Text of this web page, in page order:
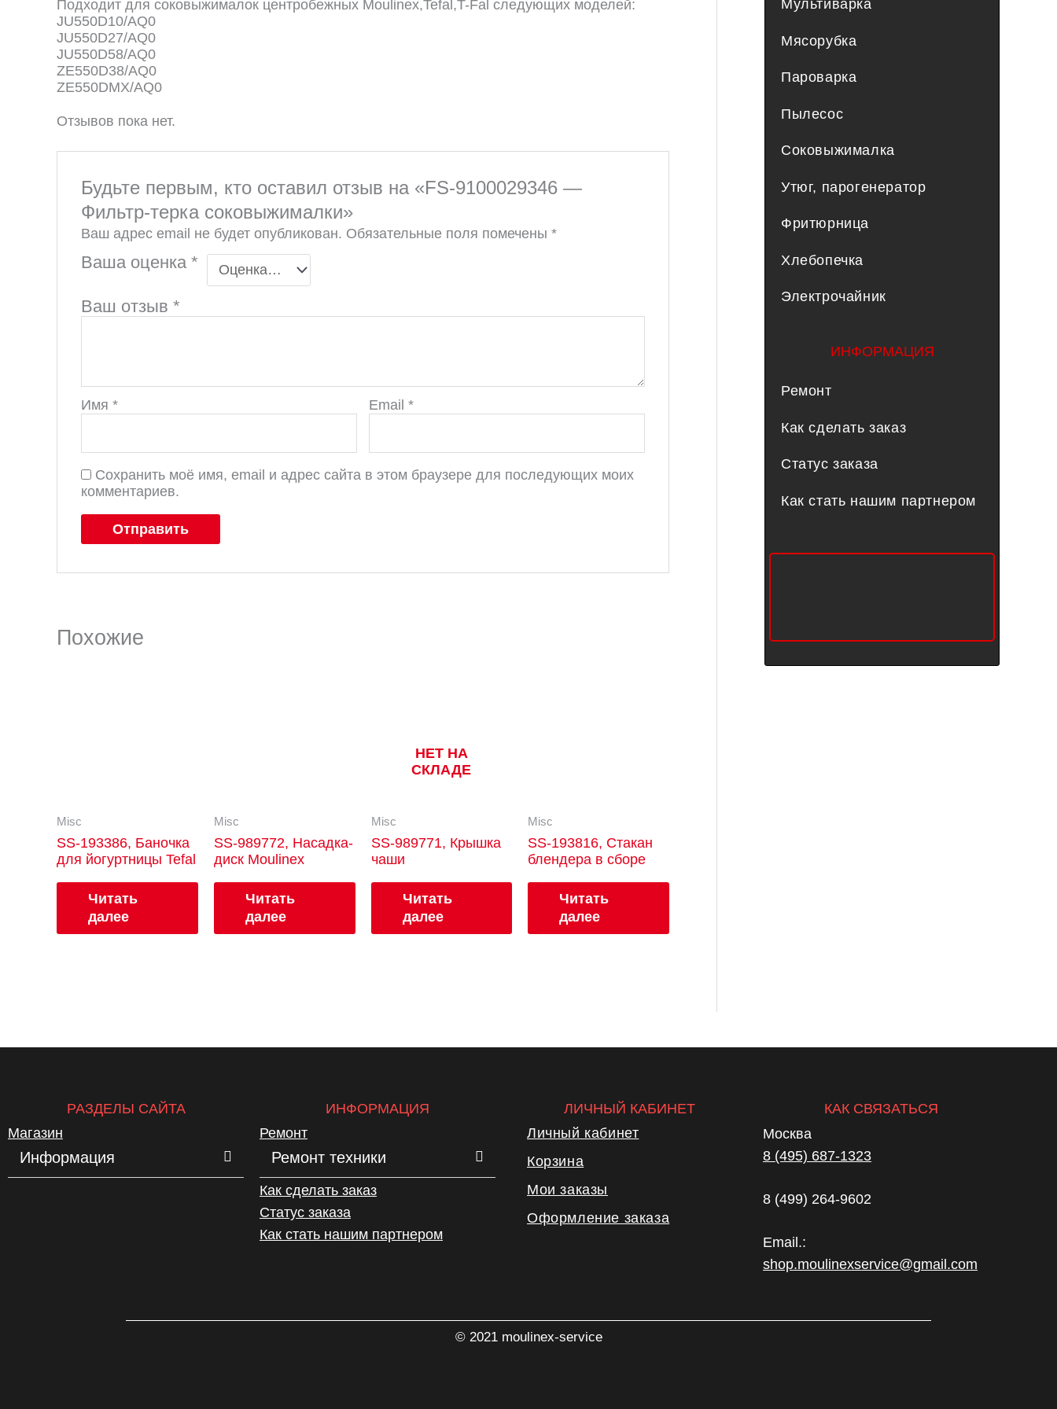
Подходит для соковыжималок центробежных Moulinex,Tefal,T-Fal следующих моделей:
JU550D10/AQ0
JU550D27/AQ0
JU550D58/AQ0
ZE550D38/AQ0
ZE550DMX/AQ0
Отзывов пока нет.
Будьте первым, кто оставил отзыв на «FS-9100029346 —
Фильтр-терка соковыжималки»
Ваш адрес email не будет опубликован. Обязательные поля помечены*
Ваша оценка*
Ваш отзыв*
Имя* Email *
Сохранить моё имя, email и адрес сайта в этом браузере для последующих моих
комментариев.
Похожие
Misc
SS-193386, Баночка
для йогуртницы Tefal
Читать
далее
Misc
SS-989772, Насадка-
диск Moulinex
Читать
далее
НЕТ НА
СКЛАДЕ
Misc
SS-989771, Крышка
чаши
Читать
далее
Misc
SS-193816, Стакан
блендера в сборе
Читать
далее
Мультиварка
Мясорубка
Пароварка
Пылесос
Соковыжималка
Утюг, парогенератор
Фритюрница
Хлебопечка
Электрочайник
ИНФОРМАЦИЯ
Ремонт
Как сделать заказ
Статус заказа
Как стать нашим партнером
РАЗДЕЛЫ САЙТА
Магазин
Информация
ИНФОРМАЦИЯ
Ремонт
Ремонт техники
Как сделать заказ
Статус заказа
Как стать нашим партнером
ЛИЧНЫЙ КАБИНЕТ
Личный кабинет
Корзина
Мои заказы
Оформление заказа
КАК СВЯЗАТЬСЯ
Москва
8 (495) 687-1323
8 (499) 264-9602
Email.:
shop.moulinexservice@gmail.com
© 2021 moulinex-service